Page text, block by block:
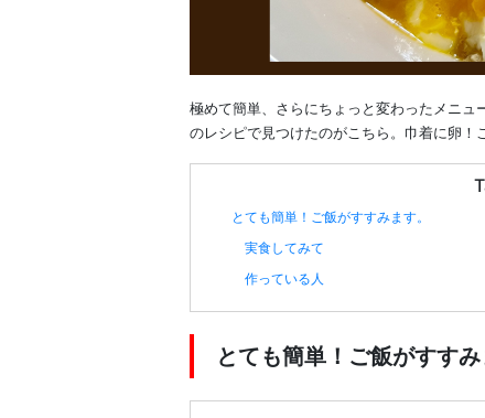
極めて簡単、さらにちょっと変わったメニ
のレシピで見つけたのがこちら。巾着に卵！
とても簡単！ご飯がすすみます。
実食してみて
作っている人
とても簡単！ご飯がすすみ